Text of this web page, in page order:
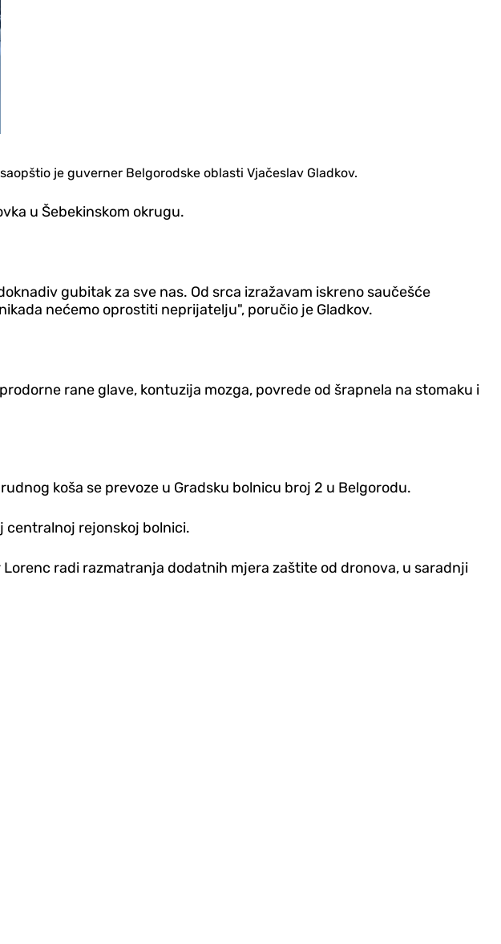
je guverner Belgorodske oblasti Vjačeslav Gladkov.
u Šebekinskom okrugu.
gubitak za sve nas. Od srca izražavam iskreno saučešće
nećemo oprostiti neprijatelju", poručio je Gladkov.
rane glave, kontuzija mozga, povrede od šrapnela na stomaku i
koša se prevoze u Gradsku bolnicu broj 2 u Belgorodu.
centralnoj rejonskoj bolnici.
radi razmatranja dodatnih mjera zaštite od dronova, u saradnji